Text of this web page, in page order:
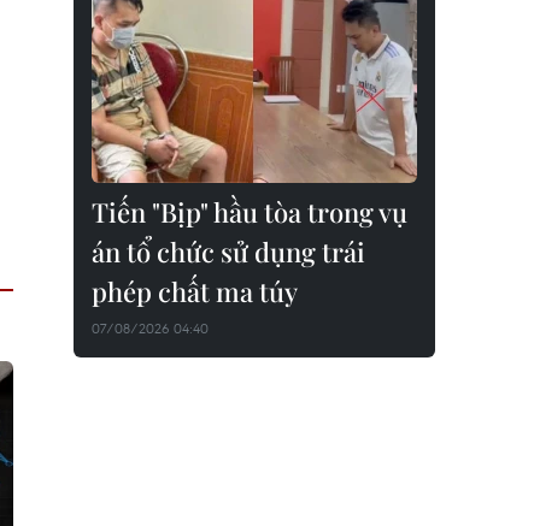
Tiến "Bịp" hầu tòa trong vụ
án tổ chức sử dụng trái
phép chất ma túy
07/08/2026 04:40